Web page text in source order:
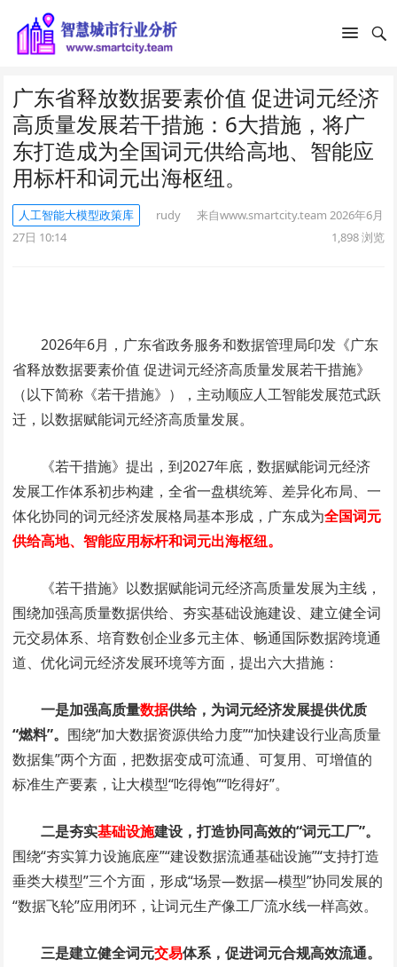
广东省释放数据要素价值 促进词元经济
高质量发展若干措施：6大措施，将广
东打造成为全国词元供给高地、智能应
用标杆和词元出海枢纽。
人工智能大模型政策库 rudy 来自www.smartcity.team 2026年6月
27日 10:14
1,898浏览
2026年6月，广东省政务服务和数据管理局印发《广东
省释放数据要素价值 促进词元经济高质量发展若干措施》
（以下简称《若干措施》），主动顺应人工智能发展范式跃
迁，以数据赋能词元经济高质量发展。
《若干措施》提出，到2027年底，数据赋能词元经济
发展工作体系初步构建，全省一盘棋统筹、差异化布局、一
体化协同的词元经济发展格局基本形成，广东成为全国词元
供给高地、智能应用标杆和词元出海枢纽。
《若干措施》以数据赋能词元经济高质量发展为主线，
围绕加强高质量数据供给、夯实基础设施建设、建立健全词
元交易体系、培育数创企业多元主体、畅通国际数据跨境通
道、优化词元经济发展环境等方面，提出六大措施：
一是加强高质量数据供给，为词元经济发展提供优质
“燃料”。 围绕“加大数据资源供给力度”“加快建设行业高质量
数据集”两个方面，把数据变成可流通、可复用、可增值的
标准生产要素，让大模型“吃得饱”“吃得好”。
二是夯实基础设施建设，打造协同高效的“词元工厂”。
围绕“夯实算力设施底座”“建设数据流通基础设施”“支持打造
垂类大模型”三个方面，形成“场景—数据—模型”协同发展的
“数据飞轮”应用闭环，让词元生产像工厂流水线一样高效。
三是建立健全词元交易体系，促进词元合规高效流通。